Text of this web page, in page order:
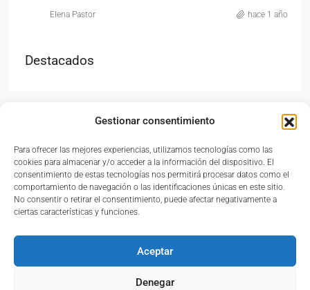
Gestionar consentimiento
Para ofrecer las mejores experiencias, utilizamos tecnologías como las
cookies para almacenar y/o acceder a la información del dispositivo. El
consentimiento de estas tecnologías nos permitirá procesar datos como el
comportamiento de navegación o las identificaciones únicas en este sitio.
No consentir o retirar el consentimiento, puede afectar negativamente a
ciertas características y funciones.
Aceptar
Denegar
Elena Pastor hace 1 año
Destacados
Avinguda del País Valencià, 33, Bajo, 46117 Bétera,
Valencia